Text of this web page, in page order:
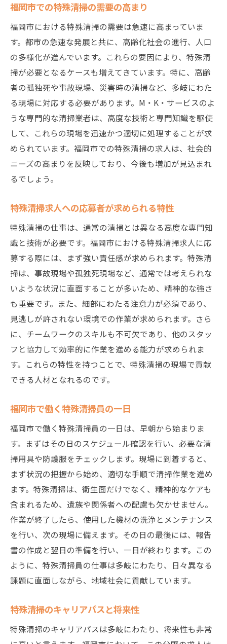
地域の安全と衛生を守る重要性
特殊清掃の仕事がもたらす社会的評価
地域との連携プロジェクト
特殊清掃求人の現実とその挑戦について
特殊清掃現場の実情と心得
現場で直面する最大の課題とは
福岡市における特殊清掃の特殊な環境
求人に応募する前の心構え
挑戦を乗り越えるためのサポート体制
心のケアも担う特殊清掃の重要性
遺族や関係者へのサポート
心のケアを重視した現場対応
特殊清掃員自身のメンタルケア
研修で学ぶ心のケアの技術
心のケアが求められる現場の実例
M・K・サービスが提供する未来のキャリアとは
M・K・サービスのキャリアパスの多様性
長期的なキャリア形成の支援
キャリアアップのための教育プログラム
特殊清掃以外の職種への転身も可能
リーダーシップ研修とマネジメントスキル
未来の目標を実現するためのサポート
福岡市での特殊清掃求人の探し方
初めての特殊清掃現場での準備
勤務条件と労働時間について
福岡市内の特殊清掃業界の動向
特殊清掃員としての生活と仕事のバランス
特殊清掃求人を探す前に知っておくべきポイン
ト
求人票を見極めるポイント
特殊清掃業界でのキャリアの現実
応募前に確認すべき企業の評判
福岡市での特殊清掃の需要の高まり
福岡市における特殊清掃の需要は急速に高まっていま
す。都市の急速な発展と共に、高齢化社会の進行、人口
の多様化が進んでいます。これらの要因により、特殊清
掃が必要となるケースも増えてきています。特に、高齢
者の孤独死や事故現場、災害時の清掃など、多岐にわた
る現場に対応する必要があります。M・K・サービスのよ
うな専門的な清掃業者は、高度な技術と専門知識を駆使
して、これらの現場を迅速かつ適切に処理することが求
められています。福岡市での特殊清掃の求人は、社会的
ニーズの高まりを反映しており、今後も増加が見込まれ
るでしょう。
特殊清掃求人への応募者が求められる特性
特殊清掃の仕事は、通常の清掃とは異なる高度な専門知
識と技術が必要です。福岡市における特殊清掃求人に応
募する際には、まず強い責任感が求められます。特殊清
掃は、事故現場や孤独死現場など、通常では考えられな
いような状況に直面することが多いため、精神的な強さ
も重要です。また、細部にわたる注意力が必須であり、
見逃しが許されない環境での作業が求められます。さら
に、チームワークのスキルも不可欠であり、他のスタッ
フと協力して効率的に作業を進める能力が求められま
す。これらの特性を持つことで、特殊清掃の現場で貢献
できる人材となれるのです。
福岡市で働く特殊清掃員の一日
福岡市で働く特殊清掃員の一日は、早朝から始まりま
す。まずはその日のスケジュール確認を行い、必要な清
掃用具や防護服をチェックします。現場に到着すると、
まず状況の把握から始め、適切な手順で清掃作業を進め
ます。特殊清掃は、衛生面だけでなく、精神的なケアも
含まれるため、遺族や関係者への配慮も欠かせません。
作業が終了したら、使用した機材の洗浄とメンテナンス
を行い、次の現場に備えます。その日の最後には、報告
書の作成と翌日の準備を行い、一日が終わります。この
ように、特殊清掃員の仕事は多岐にわたり、日々異なる
課題に直面しながら、地域社会に貢献しています。
特殊清掃のキャリアパスと将来性
特殊清掃のキャリアパスは多岐にわたり、将来性も非常